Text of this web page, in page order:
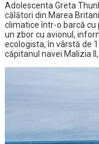
Adolescenta Greta
călători din Marea
climatice într-o barcă cu
un zbor cu avionul,
ecologista, în vârstă de
căpitanul navei Malizia